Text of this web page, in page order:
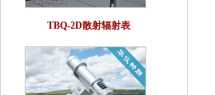
TBQ-2D散射辐射表